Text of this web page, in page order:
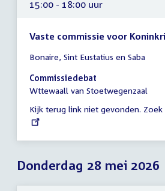
15:00 - 18:00 uur
Vaste commissie voor
vergadering
15:00
-
uur
Bonaire, Sint Eustatius en Saba
Commissiedebat
Wttewaall van Stoetwegenzaal
Kijk terug link niet gevonden. Zoek
Donderdag 28 mei 2026